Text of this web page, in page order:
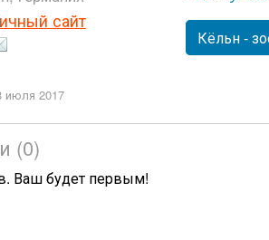
сайт
Кёльн -
июля 2017
(0)
Ваш будет первым!